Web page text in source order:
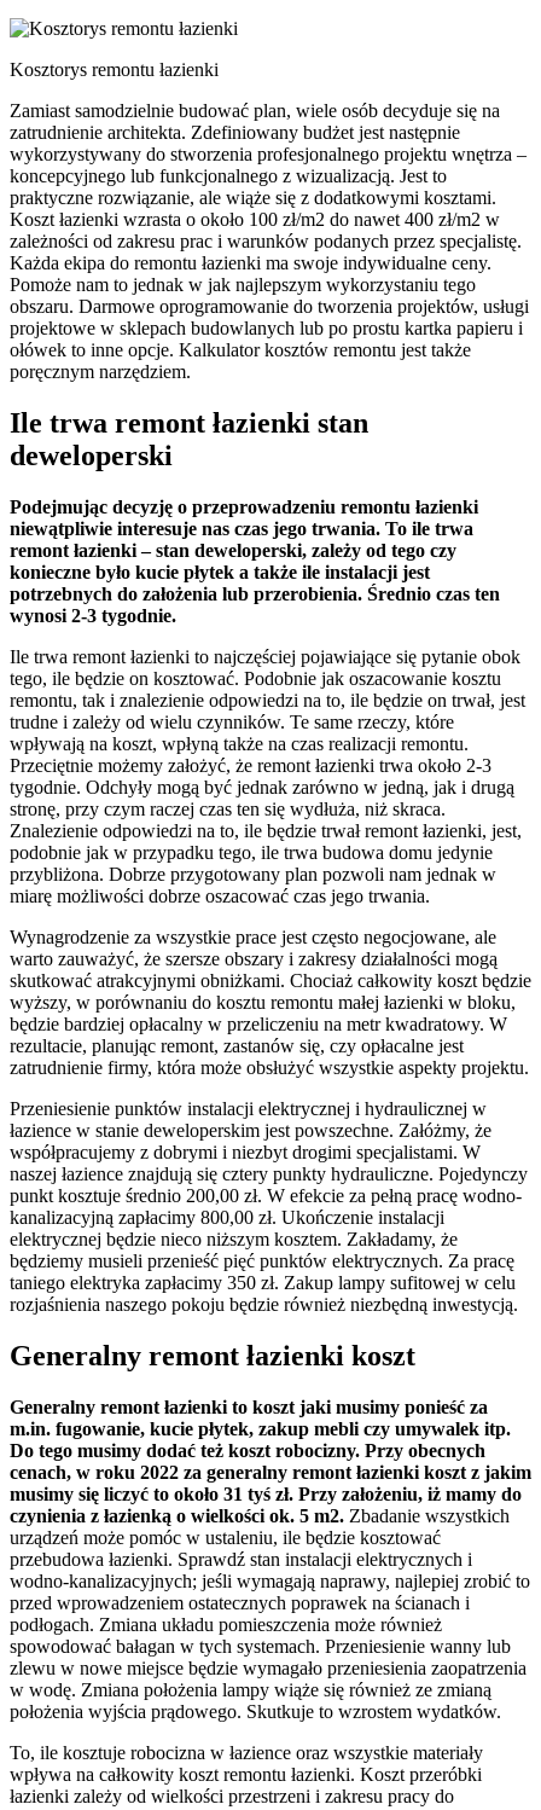
Kosztorys remontu łazienki
Zamiast samodzielnie budować plan, wiele osób decyduje się na
zatrudnienie architekta. Zdefiniowany budżet jest następnie
wykorzystywany do stworzenia profesjonalnego projektu wnętrza –
koncepcyjnego lub funkcjonalnego z wizualizacją. Jest to
praktyczne rozwiązanie, ale wiąże się z dodatkowymi kosztami.
Koszt łazienki wzrasta o około 100 zł/m2 do nawet 400 zł/m2 w
zależności od zakresu prac i warunków podanych przez specjalistę.
Każda ekipa do remontu łazienki ma swoje indywidualne ceny.
Pomoże nam to jednak w jak najlepszym wykorzystaniu tego
obszaru. Darmowe oprogramowanie do tworzenia projektów, usługi
projektowe w sklepach budowlanych lub po prostu kartka papieru i
ołówek to inne opcje. Kalkulator kosztów remontu jest także
poręcznym narzędziem.
Ile trwa remont łazienki stan
deweloperski
Podejmując decyzję o przeprowadzeniu remontu łazienki
niewątpliwie interesuje nas czas jego trwania. To ile trwa
remont łazienki – stan deweloperski, zależy od tego czy
konieczne było kucie płytek a także ile instalacji jest
potrzebnych do założenia lub przerobienia. Średnio czas ten
wynosi 2-3 tygodnie.
Ile trwa remont łazienki to najczęściej pojawiające się pytanie obok
tego, ile będzie on kosztować. Podobnie jak oszacowanie kosztu
remontu, tak i znalezienie odpowiedzi na to, ile będzie on trwał, jest
trudne i zależy od wielu czynników. Te same rzeczy, które
wpływają na koszt, wpłyną także na czas realizacji remontu.
Przeciętnie możemy założyć, że remont łazienki trwa około 2-3
tygodnie. Odchyły mogą być jednak zarówno w jedną, jak i drugą
stronę, przy czym raczej czas ten się wydłuża, niż skraca.
Znalezienie odpowiedzi na to, ile będzie trwał remont łazienki, jest,
podobnie jak w przypadku tego, ile trwa budowa domu jedynie
przybliżona. Dobrze przygotowany plan pozwoli nam jednak w
miarę możliwości dobrze oszacować czas jego trwania.
Wynagrodzenie za wszystkie prace jest często negocjowane, ale
warto zauważyć, że szersze obszary i zakresy działalności mogą
skutkować atrakcyjnymi obniżkami. Chociaż całkowity koszt będzie
wyższy, w porównaniu do kosztu remontu małej łazienki w bloku,
będzie bardziej opłacalny w przeliczeniu na metr kwadratowy. W
rezultacie, planując remont, zastanów się, czy opłacalne jest
zatrudnienie firmy, która może obsłużyć wszystkie aspekty projektu.
Przeniesienie punktów instalacji elektrycznej i hydraulicznej w
łazience w stanie deweloperskim jest powszechne. Załóżmy, że
współpracujemy z dobrymi i niezbyt drogimi specjalistami. W
naszej łazience znajdują się cztery punkty hydrauliczne. Pojedynczy
punkt kosztuje średnio 200,00 zł. W efekcie za pełną pracę wodno-
kanalizacyjną zapłacimy 800,00 zł. Ukończenie instalacji
elektrycznej będzie nieco niższym kosztem. Zakładamy, że
będziemy musieli przenieść pięć punktów elektrycznych. Za pracę
taniego elektryka zapłacimy 350 zł. Zakup lampy sufitowej w celu
rozjaśnienia naszego pokoju będzie również niezbędną inwestycją.
Generalny remont łazienki koszt
Generalny remont łazienki to koszt jaki musimy ponieść za
m.in. fugowanie, kucie płytek, zakup mebli czy umywalek itp.
Do tego musimy dodać też koszt robocizny. Przy obecnych
cenach, w roku 2022 za generalny remont łazienki koszt z jakim
musimy się liczyć to około 31 tyś zł. Przy założeniu, iż mamy do
czynienia z łazienką o wielkości ok. 5 m2. Zbadanie wszystkich
urządzeń może pomóc w ustaleniu, ile będzie kosztować
przebudowa łazienki. Sprawdź stan instalacji elektrycznych i
wodno-kanalizacyjnych; jeśli wymagają naprawy, najlepiej zrobić to
przed wprowadzeniem ostatecznych poprawek na ścianach i
podłogach. Zmiana układu pomieszczenia może również
spowodować bałagan w tych systemach. Przeniesienie wanny lub
zlewu w nowe miejsce będzie wymagało przeniesienia zaopatrzenia
w wodę. Zmiana położenia lampy wiąże się również ze zmianą
położenia wyjścia prądowego. Skutkuje to wzrostem wydatków.
To, ile kosztuje robocizna w łazience oraz wszystkie materiały
wpływa na całkowity koszt remontu łazienki. Koszt przeróbki
łazienki zależy od wielkości przestrzeni i zakresu pracy do